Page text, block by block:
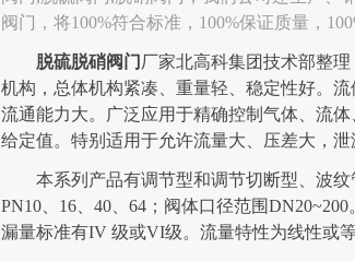
阀门，将100%符合标准，100%保证质量，
脱硫脱硝阀门 厂家北高科集团技术部整
机构，总体机构紧凑、重量轻、稳定性好。
流通能力大。广泛应用于精确控制气体、流
给定值。特别适用于允许流量大、压差大，泄
本系列产品有调节型和调节切断型、波
PN10、16、40、64；阀体口径范围
漏量标准有IV 级或VI级。流量特性为线性或